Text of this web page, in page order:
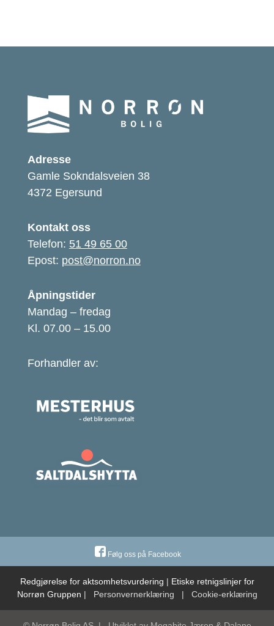
Adresse
Gamle Sokndalsveien 38
4372 Egersund
Kontakt oss
Telefon: 51 49 65 00
Epost: post@norron.no
Åpningstider
Mandag – fredag
Kl. 07.00 – 15.00
Forhandler av:
Følg oss på Facebook
Redgjørelse for aktsomhetsvurdering | Etiske retnigslinjer for
Norrøn Gruppen | Personvernerklæring | Cookie-erklæring